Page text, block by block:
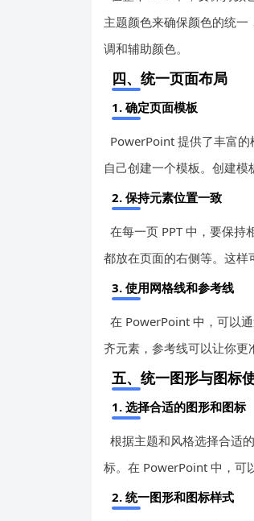
主题颜色来确保颜色的统一
调和辅助颜色。
四、统一页面布局
1. 确定页面模板
PowerPoint 提供了丰富
自己创建一个模板。创建模
2. 保持元素位置一致
在每一页 PPT 中，要保持
都放在页面的右侧等。这样
3. 使用网格线和参考线
在 PowerPoint 中，可以通
齐元素，参考线可以让你更
五、统一图形与图标
1. 选择合适的图形和图标
根据主题和风格选择合适
标。在 PowerPoint 中，可
2. 统一图形和图标样式